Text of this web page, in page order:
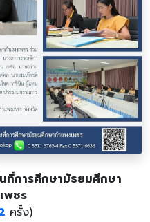
ที่การศึกษามัธยมศึกษา
พชร
ครั้ง)